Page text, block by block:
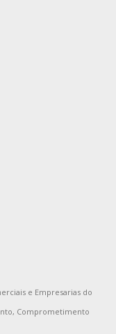
e Empresarias do
Comprometimento